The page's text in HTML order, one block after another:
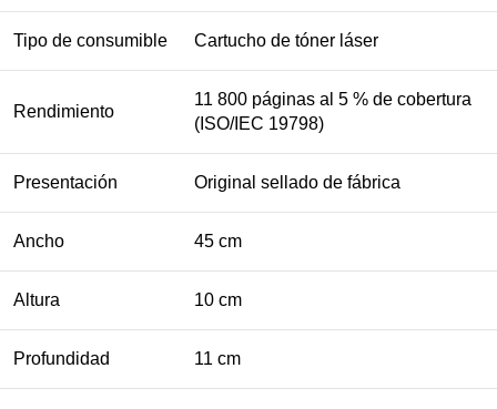
Tipo de consumible Cartucho de tóner láser
Rendimiento
11 800 páginas al 5 % de cobertura
(ISO/IEC 19798)
Presentación Original sellado de fábrica
Ancho 45 cm
Altura 10 cm
Profundidad 11 cm